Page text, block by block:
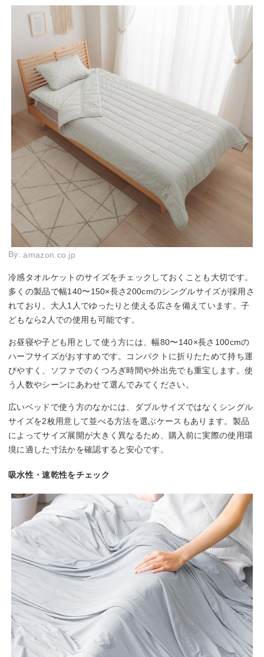
By:amazon.co.jp
冷感タオルケットのサイズをチェックしておくことも大切です。
多くの製品で幅140〜150×長さ200cmのシングルサイズが採用さ
れており、大人1人でゆったりと使える広さを備えています。子
どもなら2人での使用も可能です。
お昼寝や子ども用として使う方には、幅80〜140×長さ100cmの
ハーフサイズがおすすめです。コンパクトに折りたためて持ち運
びやすく、ソファでのくつろぎ時間や外出先でも重宝します。使
う人数やシーンにあわせて選んでみてください。
広いベッドで使う方のなかには、ダブルサイズではなくシングル
サイズを2枚用意して並べる方法を選ぶケースもあります。製品
によってサイズ展開が大きく異なるため、購入前に実際の使用環
境に適した寸法かを確認すると安心です。
吸水性・速乾性をチェック